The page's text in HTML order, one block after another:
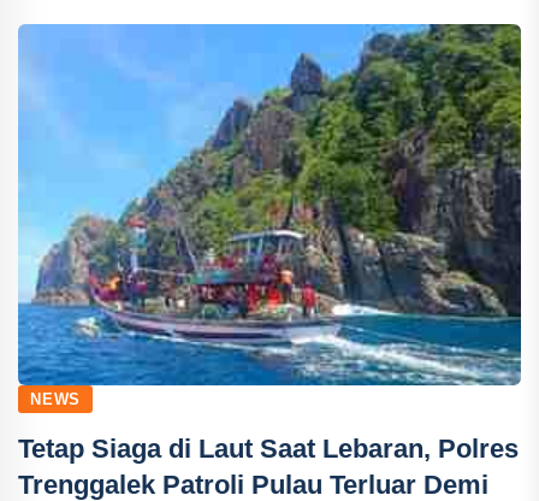
NEWS
Tetap Siaga di Laut Saat Lebaran, Polres
Trenggalek Patroli Pulau Terluar Demi